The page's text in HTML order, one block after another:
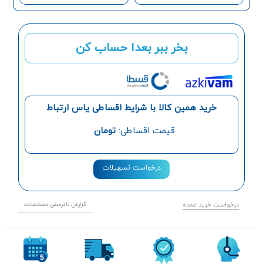
بخر ببر بعدا حساب کن
خرید همین کالا با شرایط اقساطی یاس ارتباط
قیمت اقساطی: تومان
درخواست تسهیلات
درخواست خرید عمده گزارش نادرستی مشخصات